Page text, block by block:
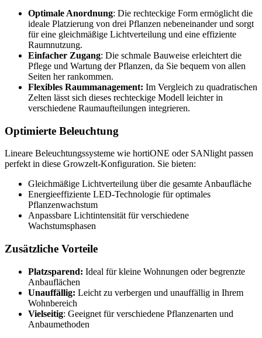
Optimale Anordnung: Die rechteckige Form ermöglicht die
ideale Platzierung von drei Pflanzen nebeneinander und sorgt
für eine gleichmäßige Lichtverteilung und eine effiziente
Raumnutzung.
Einfacher Zugang: Die schmale Bauweise erleichtert die
Pflege und Wartung der Pflanzen, da Sie bequem von allen
Seiten her rankommen.
Flexibles Raummanagement: Im Vergleich zu quadratischen
Zelten lässt sich dieses rechteckige Modell leichter in
verschiedene Raumaufteilungen integrieren.
Optimierte Beleuchtung
Lineare Beleuchtungssysteme wie hortiONE oder SANlight passen
perfekt in diese Growzelt-Konfiguration. Sie bieten:
Gleichmäßige Lichtverteilung über die gesamte Anbaufläche
Energieeffiziente LED-Technologie für optimales
Pflanzenwachstum
Anpassbare Lichtintensität für verschiedene
Wachstumsphasen
Zusätzliche Vorteile
Platzsparend: Ideal für kleine Wohnungen oder begrenzte
Anbauflächen
Unauffällig: Leicht zu verbergen und unauffällig in Ihrem
Wohnbereich
Vielseitig: Geeignet für verschiedene Pflanzenarten und
Anbaumethoden